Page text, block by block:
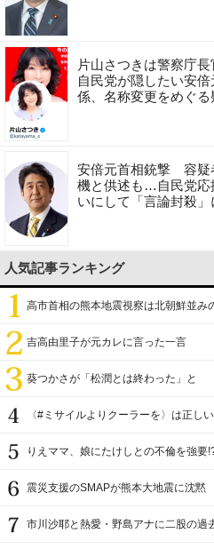
片山さつきは警察庁
自民党が隠したい安
係、名称変更をめぐる
安倍元首相銃撃 容疑
機と供述も…自民党応
いにして「言論封殺」
人気記事ランキング
高市首相の熊本地震視察は北朝鮮並み
吉高由里子が元カレに言った一言
葵つかさが「松潤とは終わった」と
〈#ミサイルよりクーラーを〉は正
りえママ、娘にたけしとの不倫を強要
震災支援のSMAPが熊本大地震に沈黙
市川沙耶と熱愛・野島アナに二股の過